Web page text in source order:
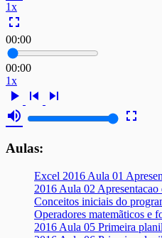
1x
fullscreen
00:00
00:00
1x
play_arrow skip_previous
skip_next
volume_up
fullscreen
Aulas:
Excel 2016 Aula 01
2016 Aula 02 Apresentacao
Conceitos iniciais do
Operadores matemãticos e
2016 Aula 05 Primeira